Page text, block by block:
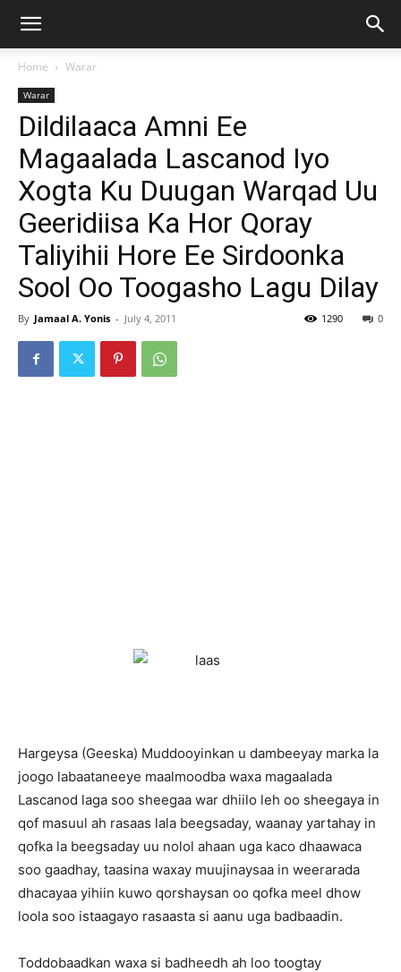
Home Warar
Warar
Dildilaaca Amni Ee
Magaalada Lascanod Iyo
Xogta Ku Duugan Warqad Uu
Geeridiisa Ka Hor Qoray
Taliyihii Hore Ee Sirdoonka
Sool Oo Toogasho Lagu Dilay
By Jamaal A. Yonis - July 4, 2011 0
1290
Hargeysa (Geeska) Muddooyinkan u dambeeyay marka la
joogo labaataneeye maalmoodba waxa magaalada
Lascanod laga soo sheegaa war dhiilo leh oo sheegaya in
qof masuul ah rasaas lala beegsaday, waanay yartahay in
qofka la beegsaday uu nolol ahaan uga kaco dhaawaca
soo gaadhay, taasina waxay muujinaysaa in weerarada
dhacayaa yihiin kuwo qorshaysan oo qofka meel dhow
loola soo istaagayo rasaasta si aanu uga badbaadin.
Toddobaadkan waxa si badheedh ah loo toogtay